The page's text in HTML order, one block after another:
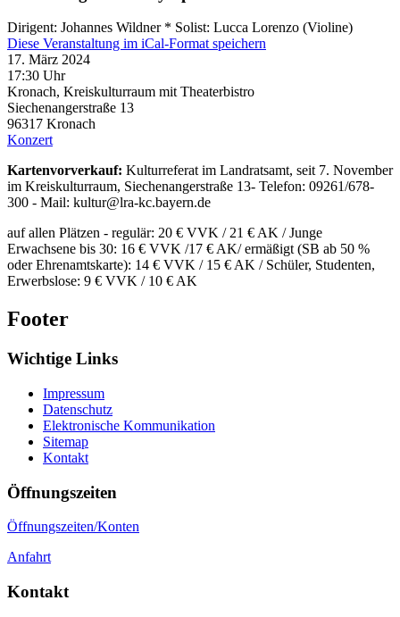
Dirigent: Johannes Wildner * Solist: Lucca Lorenzo (Violine)
Diese Veranstaltung im iCal-Format speichern
17. März 2024
17:30 Uhr
Kronach, Kreiskulturraum mit Theaterbistro
Siechenangerstraße 13
96317 Kronach
Konzert
Kartenvorverkauf: Kulturreferat im Landratsamt, seit 7. November
im Kreiskulturraum, Siechenangerstraße 13- Telefon: 09261/678-
300 - Mail: kultur@lra-kc.bayern.de
auf allen Plätzen - regulär: 20 € VVK / 21 € AK / Junge
Erwachsene bis 30: 16 € VVK /17 € AK/ ermäßigt (SB ab 50 %
oder Ehrenamtskarte): 14 € VVK / 15 € AK / Schüler, Studenten,
Erwerbslose: 9 € VVK / 10 € AK
Footer
Wichtige Links
Impressum
Datenschutz
Elektronische Kommunikation
Sitemap
Kontakt
Öffnungszeiten
Öffnungszeiten/Konten
Anfahrt
Kontakt